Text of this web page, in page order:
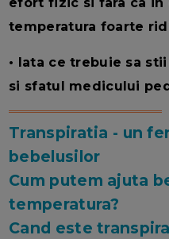
temperatura foarte
• Iata ce trebuie sa
si sfatul medicului
Transpiratia - un
bebelusilor
Cum putem ajuta
temperatura?
Cand este